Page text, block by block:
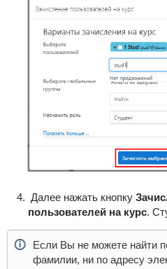
Далее нажать кнопку
пользователей на курс.
Если Вы не можете найти
фамилии, ни по адресу